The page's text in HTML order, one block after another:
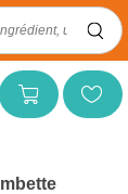
Mes favoris